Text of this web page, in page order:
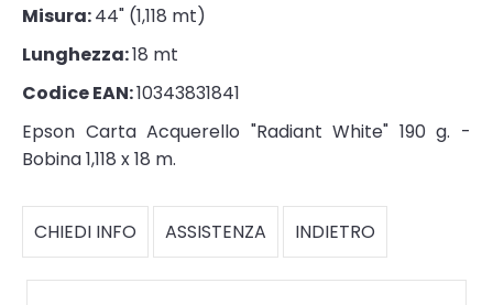
Misura:44" (1,118 mt)
Lunghezza:18 mt
Codice EAN:10343831841
Epson Carta Acquerello "Radiant White" 190 g. -
Bobina 1,118 x 18 m.
CHIEDI INFO ASSISTENZA INDIETRO